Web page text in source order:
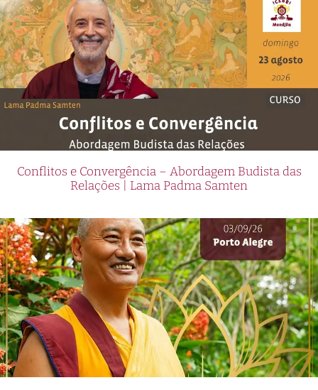
Conflitos e Convergência – Abordagem Budista das
Relações | Lama Padma Samten